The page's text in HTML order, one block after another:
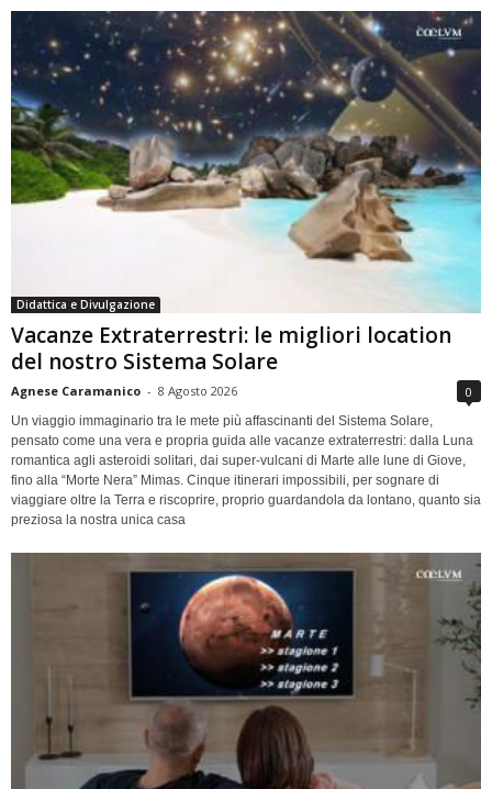
Didattica e Divulgazione
Vacanze Extraterrestri: le migliori location
del nostro Sistema Solare
Agnese Caramanico - 8 Agosto 2026 0
Un viaggio immaginario tra le mete più affascinanti del Sistema Solare,
pensato come una vera e propria guida alle vacanze extraterrestri: dalla Luna
romantica agli asteroidi solitari, dai super-vulcani di Marte alle lune di Giove,
fino alla “Morte Nera” Mimas. Cinque itinerari impossibili, per sognare di
viaggiare oltre la Terra e riscoprire, proprio guardandola da lontano, quanto sia
preziosa la nostra unica casa